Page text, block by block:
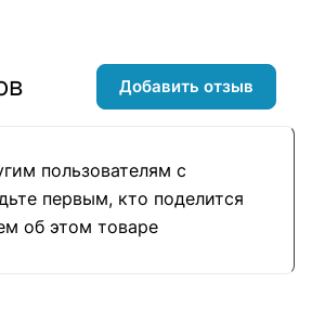
пользователям с
первым, кто поделится
об этом товаре
Добавить отзыв